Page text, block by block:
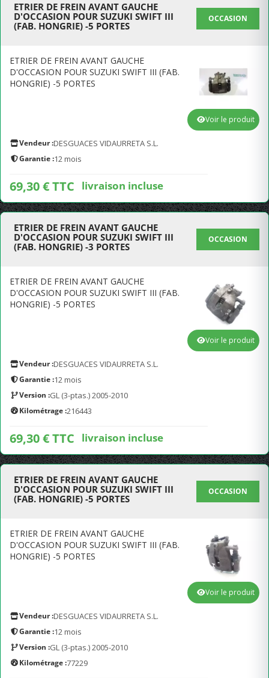
ETRIER DE FREIN AVANT GAUCHE
D'OCCASION POUR SUZUKI SWIFT III
(FAB. HONGRIE) -5 PORTES
OCCASION
ETRIER DE FREIN AVANT GAUCHE
D'OCCASION POUR SUZUKI SWIFT III (FAB.
HONGRIE) -5 PORTES
Vendeur :DESGUACES VIDAURRETA S.L.
Garantie :12 mois
69,30 € TTC livraison incluse
Voir le produit
ETRIER DE FREIN AVANT GAUCHE
D'OCCASION POUR SUZUKI SWIFT III
(FAB. HONGRIE) -3 PORTES
OCCASION
ETRIER DE FREIN AVANT GAUCHE
D'OCCASION POUR SUZUKI SWIFT III (FAB.
HONGRIE) -5 PORTES
Vendeur :DESGUACES VIDAURRETA S.L.
Garantie :12 mois
Version :GL (3-ptas.) 2005-2010
Kilométrage :216443
69,30 € TTC livraison incluse
Voir le produit
ETRIER DE FREIN AVANT GAUCHE
D'OCCASION POUR SUZUKI SWIFT III
(FAB. HONGRIE) -5 PORTES
OCCASION
ETRIER DE FREIN AVANT GAUCHE
D'OCCASION POUR SUZUKI SWIFT III (FAB.
HONGRIE) -5 PORTES
Vendeur :DESGUACES VIDAURRETA S.L.
Garantie :12 mois
Version :GL (3-ptas.) 2005-2010
Kilométrage :77229
Voir le produit